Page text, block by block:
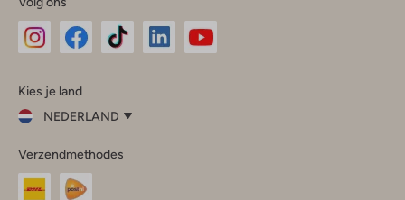
InstagramFacebook
Kies je land
NEDERLAND
je
land
Verzendmethodes